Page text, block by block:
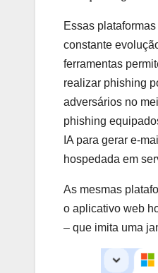
Essas
constante
ferramentas
realizar phishing
adversários no
phishing
IA para gerar e-
hospedada em
As mesmas
o aplicativo web
– que imita uma